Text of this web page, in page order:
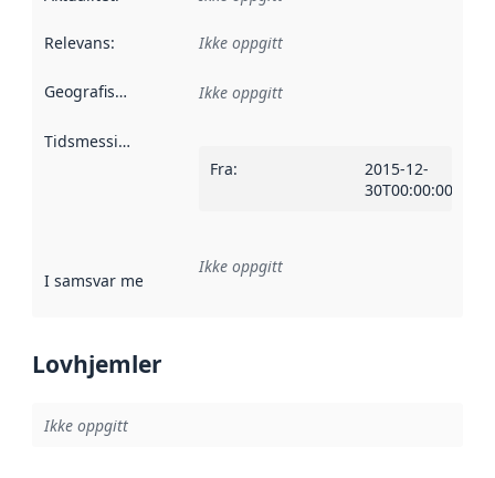
Relevans: Ikke oppgitt
Geografisk avgrensning :
Ikke oppgitt
Tidsmessig avgrensning
Fra:
2015-12-
30T00:00:00Z
I samsvar med Referanse til en implementasjonsregel
Ikke oppgitt
Lovhjemler
Ikke oppgitt